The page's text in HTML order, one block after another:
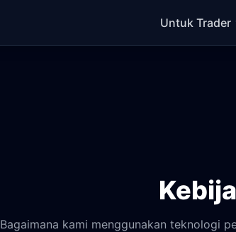
Untuk Trader
Bagaimana kami menggunakan teknologi